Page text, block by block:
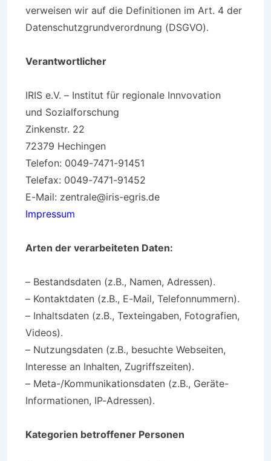
verweisen wir auf die Definitionen im Art. 4 der
Datenschutzgrundverordnung (DSGVO).
Verantwortlicher
IRIS e.V. – Institut für regionale Innvovation
und Sozialforschung
Zinkenstr. 22
72379 Hechingen
Telefon: 0049-7471-91451
Telefax: 0049-7471-91452
E-Mail: zentrale@iris-egris.de
Impressum
Arten der verarbeiteten Daten:
– Bestandsdaten (z.B., Namen, Adressen).
– Kontaktdaten (z.B., E-Mail, Telefonnummern).
– Inhaltsdaten (z.B., Texteingaben, Fotografien,
Videos).
– Nutzungsdaten (z.B., besuchte Webseiten,
Interesse an Inhalten, Zugriffszeiten).
– Meta-/Kommunikationsdaten (z.B., Geräte-
Informationen, IP-Adressen).
Kategorien betroffener Personen